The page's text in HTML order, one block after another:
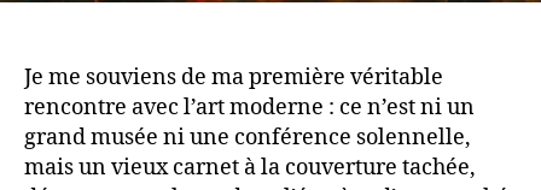
Je me souviens de ma première véritable
rencontre avec l’art moderne : ce n’est ni un
grand musée ni une conférence solennelle,
mais un vieux carnet à la couverture tachée,